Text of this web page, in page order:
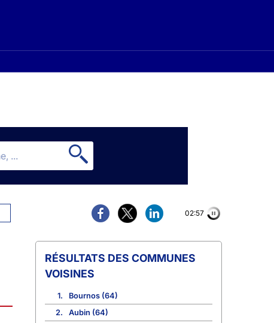
02:56
COMMUNES
VOISINES
1.
Bournos (64)
2.
Aubin (64)